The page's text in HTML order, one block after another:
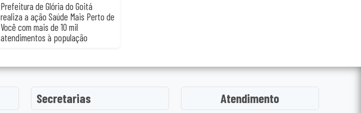
Prefeitura de Glória do Goitá
realiza a ação Saúde Mais Perto de
Você com mais de 10 mil
atendimentos à população
Secretarias Atendimento